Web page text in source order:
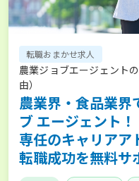
転職おまかせ求人
農業ジョブエージェント
由）
農業界・食品業界
ブ エージェント！
専任のキャリアア
転職成功を無料サ